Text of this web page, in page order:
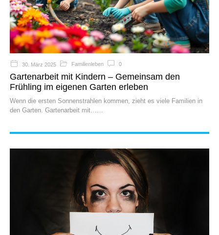
30. März 2025 Familienleben 0
Gartenarbeit mit Kindern – Gemeinsam den
Frühling im eigenen Garten erleben
Wenn die ersten Sonnenstrahlen kommen, zieht es viele Familien in
den Garten. Gartenarbeit mit…